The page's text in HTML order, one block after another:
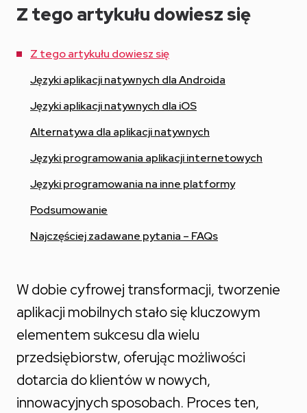
Z tego artykułu dowiesz się
Z tego artykułu dowiesz się
Języki aplikacji natywnych dla Androida
Języki aplikacji natywnych dla iOS
Alternatywa dla aplikacji natywnych
Języki programowania aplikacji internetowych
Języki programowania na inne platformy
Podsumowanie
Najczęściej zadawane pytania – FAQs
W dobie cyfrowej transformacji, tworzenie
aplikacji mobilnych stało się kluczowym
elementem sukcesu dla wielu
przedsiębiorstw, oferując możliwości
dotarcia do klientów w nowych,
innowacyjnych sposobach. Proces ten,